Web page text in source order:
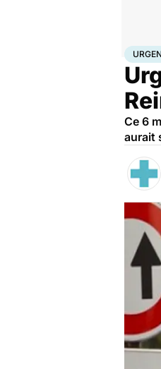
Accueil
Ce 6
aurait